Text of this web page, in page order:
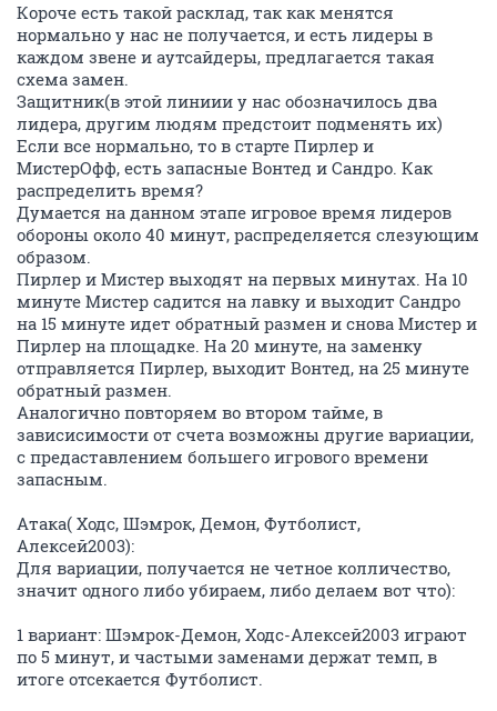
Короче есть такой расклад, так как менятся
нормально у нас не получается, и есть лидеры в
каждом звене и аутсайдеры, предлагается такая
схема замен.
Защитник(в этой линиии у нас обозначилось два
лидера, другим людям предстоит подменять их)
Если все нормально, то в старте Пирлер и
МистерОфф, есть запасные Вонтед и Сандро. Как
распределить время?
Думается на данном этапе игровое время лидеров
обороны около 40 минут, распределяется слезующим
образом.
Пирлер и Мистер выходят на первых минутах. На 10
минуте Мистер садится на лавку и выходит Сандро
на 15 минуте идет обратный размен и снова Мистер и
Пирлер на площадке. На 20 минуте, на заменку
отправляется Пирлер, выходит Вонтед, на 25 минуте
обратный размен.
Аналогично повторяем во втором тайме, в
зависисимости от счета возможны другие вариации,
с предаставлением большего игрового времени
запасным.
Атака( Ходс, Шэмрок, Демон, Футболист,
Алексей2003):
Для вариации, получается не четное колличество,
значит одного либо убираем, либо делаем вот что):
1 вариант: Шэмрок-Демон, Ходс-Алексей2003 играют
по 5 минут, и частыми заменами держат темп, в
итоге отсекается Футболист.